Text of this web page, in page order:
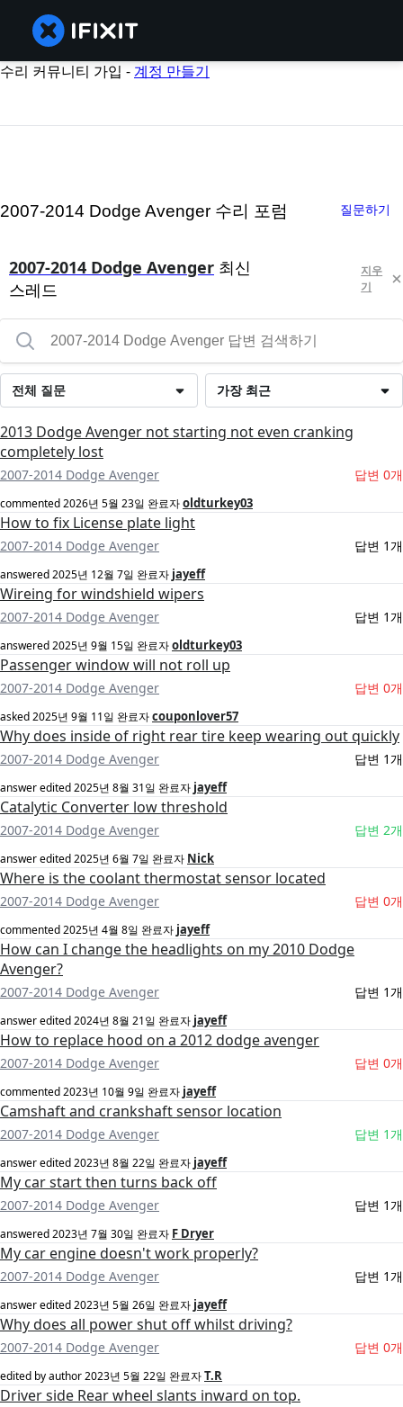
수리 커뮤니티 가입 -계정 만들기
2007-2014 Dodge Avenger 수리 포럼 질문하기
2007-2014 Dodge Avenger 최신
스레드
지우
기
가장 최근
전체 질문
2013 Dodge Avenger not starting not even cranking
completely lost
2007-2014 Dodge Avenger 답변 0개
commented2026년 5월 23일 완료자oldturkey03
How to fix License plate light
2007-2014 Dodge Avenger 답변 1개
answered2025년 12월 7일 완료자 jayeff
Wireing for windshield wipers
2007-2014 Dodge Avenger 답변 1개
answered2025년 9월 15일 완료자oldturkey03
Passenger window will not roll up
2007-2014 Dodge Avenger 답변 0개
asked2025년 9월 11일 완료자couponlover57
Why does inside of right rear tire keep wearing out quickly
2007-2014 Dodge Avenger 답변 1개
answer edited2025년 8월 31일 완료자 jayeff
Catalytic Converter low threshold
2007-2014 Dodge Avenger 답변 2개
answer edited2025년 6월 7일 완료자 Nick
Where is the coolant thermostat sensor located
2007-2014 Dodge Avenger 답변 0개
commented2025년 4월 8일 완료자 jayeff
How can I change the headlights on my 2010 Dodge
Avenger?
2007-2014 Dodge Avenger 답변 1개
answer edited2024년 8월 21일 완료자 jayeff
How to replace hood on a 2012 dodge avenger
2007-2014 Dodge Avenger 답변 0개
commented2023년 10월 9일 완료자 jayeff
Camshaft and crankshaft sensor location
2007-2014 Dodge Avenger 답변 1개
answer edited2023년 8월 22일 완료자 jayeff
My car start then turns back off
2007-2014 Dodge Avenger 답변 1개
answered2023년 7월 30일 완료자 F Dryer
My car engine doesn't work properly?
2007-2014 Dodge Avenger 답변 1개
answer edited2023년 5월 26일 완료자 jayeff
Why does all power shut off whilst driving?
2007-2014 Dodge Avenger 답변 0개
edited by author2023년 5월 22일 완료자T.R
Driver side Rear wheel slants inward on top.